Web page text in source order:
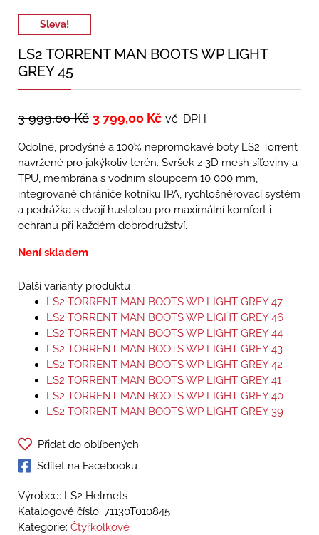
Sleva!
LS2 TORRENT MAN BOOTS WP LIGHT
GREY 45
3 999,00Kč 3 799,00 Kč vč. DPH
Odolné, prodyšné a 100% nepromokavé boty LS2 Torrent
navržené pro jakýkoliv terén. Svršek z 3D mesh síťoviny a
TPU, membrána s vodním sloupcem 10 000 mm,
integrované chrániče kotníku IPA, rychlošněrovací systém
a podrážka s dvojí hustotou pro maximální komfort i
ochranu při každém dobrodružství.
Není skladem
Další varianty produktu
LS2 TORRENT MAN BOOTS WP LIGHT GREY 47
LS2 TORRENT MAN BOOTS WP LIGHT GREY 46
LS2 TORRENT MAN BOOTS WP LIGHT GREY 44
LS2 TORRENT MAN BOOTS WP LIGHT GREY 43
LS2 TORRENT MAN BOOTS WP LIGHT GREY 42
LS2 TORRENT MAN BOOTS WP LIGHT GREY 41
LS2 TORRENT MAN BOOTS WP LIGHT GREY 40
LS2 TORRENT MAN BOOTS WP LIGHT GREY 39
Přidat do oblíbených
Sdílet na Facebooku
Výrobce: LS2 Helmets
Katalogové číslo: 71130T010845
Kategorie: Čtyřkolkové